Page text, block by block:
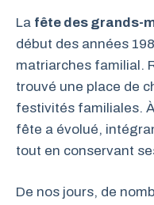
La fête des grands-
début des années
matriarches familial.
trouvé une place de
festivités familiales.
fête a évolué,
tout en conservant
De nos jours, de